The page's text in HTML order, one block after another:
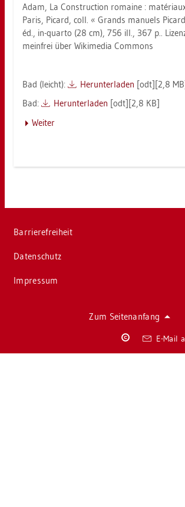
Adam, La Con­struc­tion ro­mai­ne :
Paris, Pi­card, coll. « Grands ma­nu­els
éd., in-quar­to (28 cm), 756 ill., 367 p..
mein­frei über Wi­ki­me­dia Com­mons
Bad (leicht): Her­un­ter­la­den [odt][2,8
Bad:
Her­un­ter­la­den [odt][2,8 KB]
Wei­ter
Bar­rie­re­frei­heit
Da­ten­schutz
Im­pres­sum
Zum Sei­ten­an­fang
E-Mail
Co­